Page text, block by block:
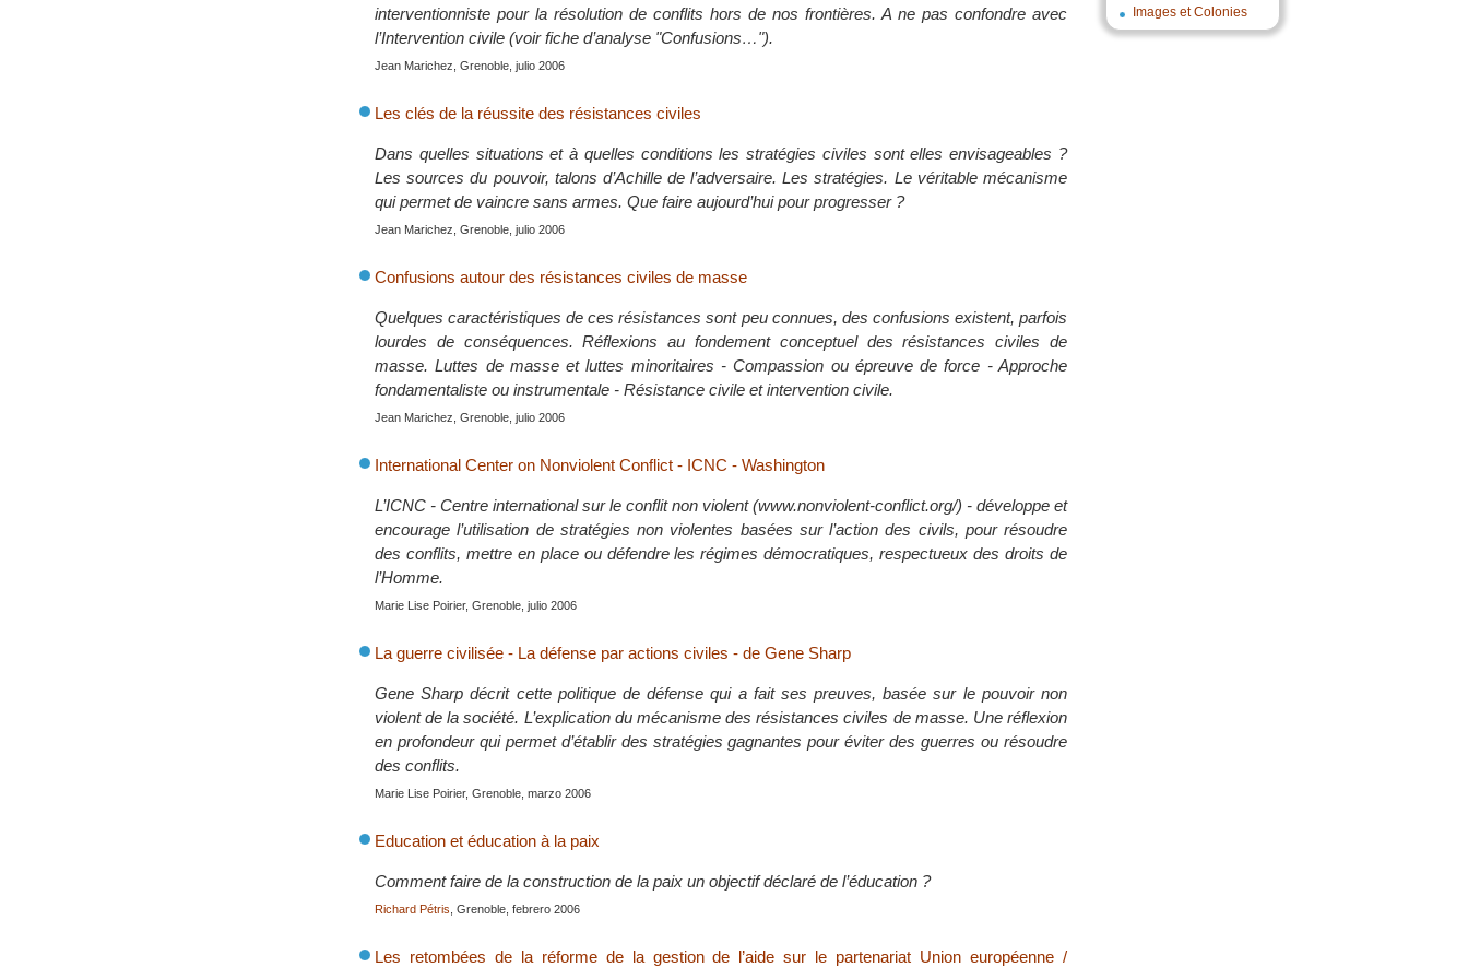
Images et Colonies
interventionniste pour la résolution de conflits hors de nos frontières. A ne pas confondre avec
l’Intervention civile (voir fiche d’analyse "Confusions…").
Jean Marichez, Grenoble, julio 2006
Les clés de la réussite des résistances civiles
Dans quelles situations et à quelles conditions les stratégies civiles sont elles envisageables ?
Les sources du pouvoir, talons d’Achille de l’adversaire. Les stratégies. Le véritable mécanisme
qui permet de vaincre sans armes. Que faire aujourd’hui pour progresser ?
Jean Marichez, Grenoble, julio 2006
Confusions autour des résistances civiles de masse
Quelques caractéristiques de ces résistances sont peu connues, des confusions existent, parfois
lourdes de conséquences. Réflexions au fondement conceptuel des résistances civiles de
masse. Luttes de masse et luttes minoritaires - Compassion ou épreuve de force - Approche
fondamentaliste ou instrumentale - Résistance civile et intervention civile.
Jean Marichez, Grenoble, julio 2006
International Center on Nonviolent Conflict - ICNC - Washington
L’ICNC - Centre international sur le conflit non violent (www.nonviolent-conflict.org/) - développe et
encourage l’utilisation de stratégies non violentes basées sur l’action des civils, pour résoudre
des conflits, mettre en place ou défendre les régimes démocratiques, respectueux des droits de
l’Homme.
Marie Lise Poirier, Grenoble, julio 2006
La guerre civilisée - La défense par actions civiles - de Gene Sharp
Gene Sharp décrit cette politique de défense qui a fait ses preuves, basée sur le pouvoir non
violent de la société. L’explication du mécanisme des résistances civiles de masse. Une réflexion
en profondeur qui permet d’établir des stratégies gagnantes pour éviter des guerres ou résoudre
des conflits.
Marie Lise Poirier, Grenoble, marzo 2006
Education et éducation à la paix
Comment faire de la construction de la paix un objectif déclaré de l’éducation ?
Richard Pétris , Grenoble, febrero 2006
Les retombées de la réforme de la gestion de l’aide sur le partenariat Union européenne /